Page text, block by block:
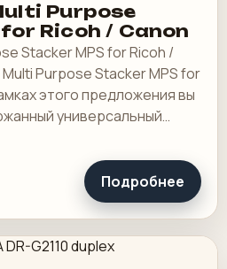
Purpose
Ricoh / Canon
Stacker MPS for Ricoh /
Purpose Stacker MPS for
этого предложения вы
универсальный
Подробнее